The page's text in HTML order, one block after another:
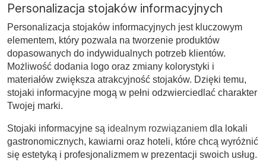
Personalizacja stojaków informacyjnych
Personalizacja stojaków informacyjnych jest kluczowym
elementem, który pozwala na tworzenie produktów
dopasowanych do indywidualnych potrzeb klientów.
Możliwość dodania logo oraz zmiany kolorystyki i
materiałów zwiększa atrakcyjność stojaków. Dzięki temu,
stojaki informacyjne mogą w pełni odzwierciedlać charakter
Twojej marki.
Stojaki informacyjne są idealnym rozwiązaniem dla lokali
gastronomicznych, kawiarni oraz hoteli, które chcą wyróżnić
się estetyką i profesjonalizmem w prezentacji swoich usług.